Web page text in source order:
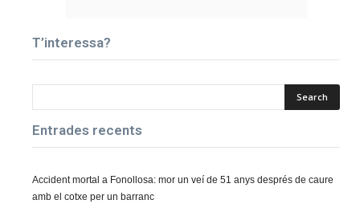
T’interessa?
Entrades recents
Accident mortal a Fonollosa: mor un veí de 51 anys després de caure
amb el cotxe per un barranc